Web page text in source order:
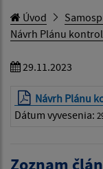
Úvod
Návrh Plánu
29.11.2023
Návrh Plánu
Dátum vyvesenia:
Zoznam